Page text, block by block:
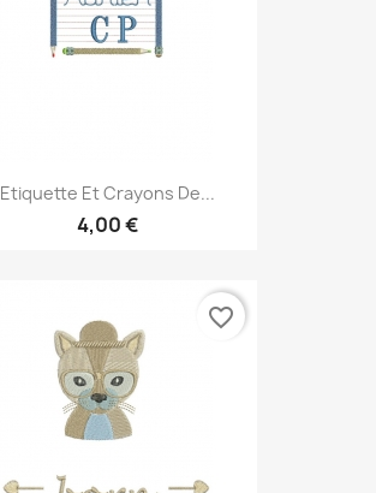
Etiquette Et Crayons De...
4,00 €
favorite_border